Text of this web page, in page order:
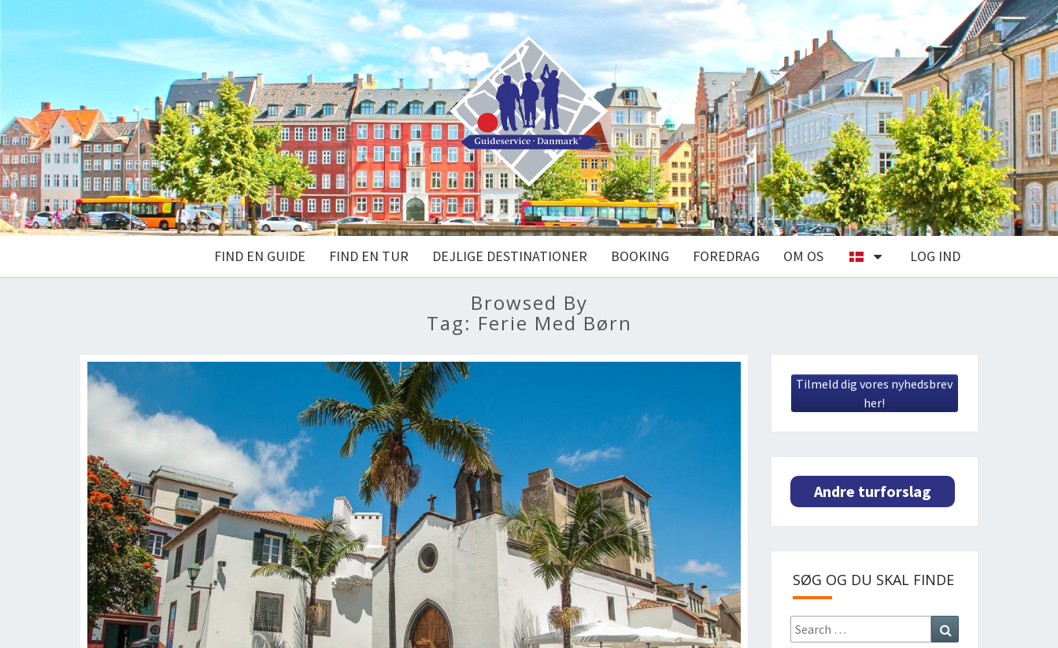
FIND EN GUIDE FIND EN TUR DEJLIGE DESTINATIONER BOOKING FOREDRAG OM OS LOG IND
Browsed By
Tag: Ferie Med Børn
Tilmeld dig vores nyhedsbrev
her!
Andre turforslag
SØG OG DU SKAL FINDE
Search
for: